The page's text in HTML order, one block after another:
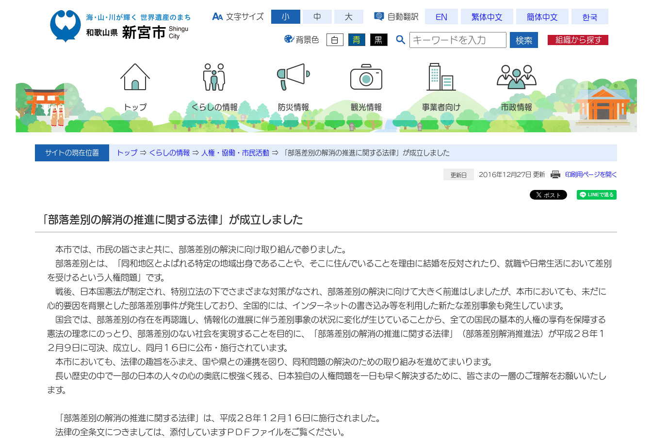
文字サイズ
小 中 大 自動翻訳 EN 繁体中文 簡体中文 한국
背景色 白 青 黒 検索 組織から探す
トップ くらしの情報 防災情報 観光情報 事業者向け 市政情報
サイトの現在位置 トップ ⇒ くらしの情報 ⇒ 人権・協働・市民活動 ⇒ 「部落差別の解消の推進に関する法律」が成立しました
更新日 2016年12月27日 更新 印刷用ページを開く
「部落差別の解消の推進に関する法律」が成立しました
本市では、市民の皆さまと共に、部落差別の解決に向け取り組んで参りました。
部落差別とは、「同和地区とよばれる特定の地域出身であることや、そこに住んでいることを理由に結婚を反対されたり、就職や日常生活において差別
を受けるという人権問題」です。
戦後、日本国憲法が制定され、特別立法の下でさまざまな対策がなされ、部落差別の解決に向けて大きく前進はしましたが、本市においても、未だに
心的要因を背景とした部落差別事件が発生しており、全国的には、インターネットの書き込み等を利用した新たな差別事象も発生しています。
国会では、部落差別の存在を再認識し、情報化の進展に伴う差別事象の状況に変化が生じていることから、全ての国民の基本的人権の享有を保障する
憲法の理念にのっとり、部落差別のない社会を実現することを目的に、「部落差別の解消の推進に関する法律」（部落差別解消推進法）が平成２８年１
２月９日に可決、成立し、同月１６日に公布・施行されています。
本市においても、法律の趣旨をふまえ、国や県との連携を図り、同和問題の解決のための取り組みを進めてまいります。
長い歴史の中で一部の日本の人々の心の奥底に根強く残る、日本独自の人権問題を一日も早く解決するために、皆さまの一層のご理解をお願いいたし
ます。
「部落差別の解消の推進に関する法律」は、平成２８年１２月１６日に施行されました。
法律の全条文につきましては、添付していますＰＤＦファイルをご覧ください。